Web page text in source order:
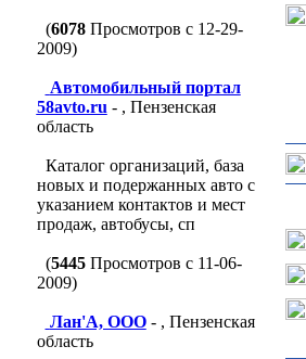
(6078Просмотров с 12-29-
2009)
Автомобильный портал
58avto.ru - , Пензенская
область
Каталог организаций, база
новых и подержанных авто с
указанием контактов и мест
продаж, автобусы, сп
(5445Просмотров с 11-06-
2009)
Лан'A, ООО- , Пензенская
область